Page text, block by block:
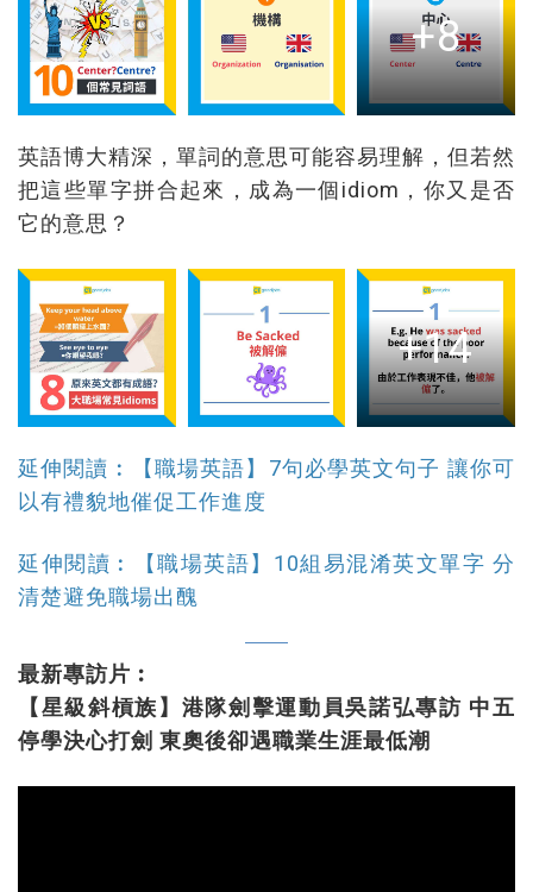
+8
英語博大精深，單詞的意思可能容易理解，但若然
把這些單字拼合起來，成為一個idiom，你又是否
它的意思？
+14
延伸閱讀︰【職場英語】7句必學英文句子 讓你可
以有禮貌地催促工作進度
延伸閱讀︰【職場英語】10組易混淆英文單字 分
清楚避免職場出醜
最新專訪片︰
【星級斜槓族】港隊劍擊運動員吳諾弘專訪 中五
停學決心打劍 東奧後卻遇職業生涯最低潮